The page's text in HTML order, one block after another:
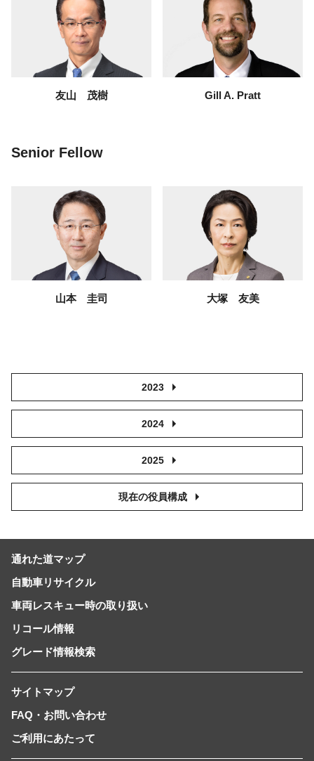
友山 茂樹 Gill A. Pratt
Senior Fellow
山本 圭司 大塚 友美
2023
2024
2025
現在の役員構成
通れた道マップ
自動車リサイクル
車両レスキュー時の取り扱い
リコール情報
グレード情報検索
サイトマップ
FAQ・お問い合わせ
ご利用にあたって